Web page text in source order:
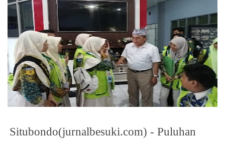
Situbondo(jurnalbesuki.com) - Puluhan